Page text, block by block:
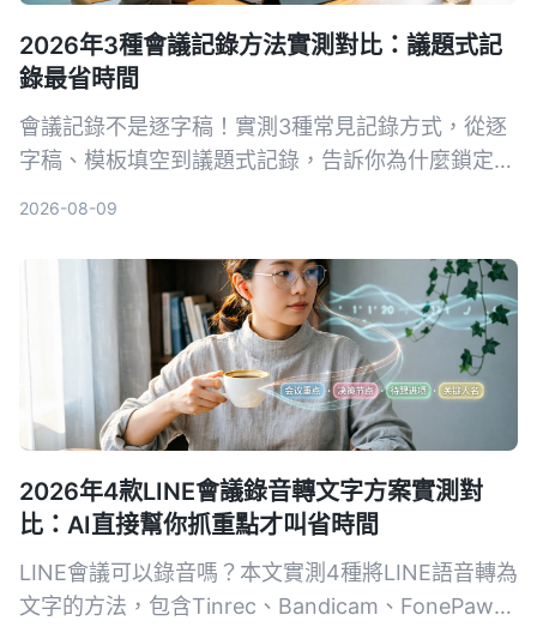
2026年3種會議記錄方法實測對比：議題式記
錄最省時間
會議記錄不是逐字稿！實測3種常見記錄方式，從逐
字稿、模板填空到議題式記錄，告訴你為什麼鎖定
2026-08-09
2026年4款LINE會議錄音轉文字方案實測對
比：AI直接幫你抓重點才叫省時間
LINE會議可以錄音嗎？本文實測4種將LINE語音轉為
文字的方法，包含Tinrec、Bandicam、FonePaw與